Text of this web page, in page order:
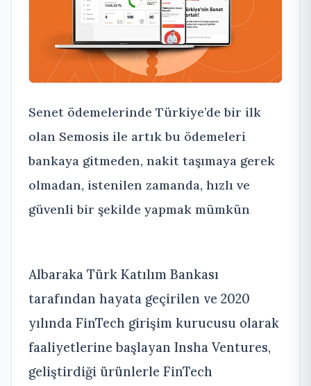
Senet ödemelerinde Türkiye’de bir ilk
olan Semosis ile artık bu ödemeleri
bankaya gitmeden, nakit taşımaya gerek
olmadan, istenilen zamanda, hızlı ve
güvenli bir şekilde yapmak mümkün
Albaraka Türk Katılım Bankası
tarafından hayata geçirilen ve 2020
yılında FinTech girişim kurucusu olarak
faaliyetlerine başlayan Insha Ventures,
geliştirdiği ürünlerle FinTech